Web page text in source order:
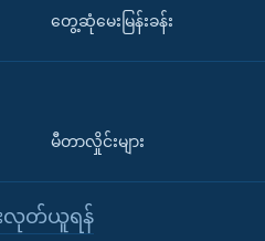
တွေ့ဆုံမေးမြန်းခန်း
မီတာလှိုင်းများ
းလုတ်ယူရန်